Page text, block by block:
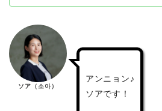
ソア（소아）
アンニョン♪
ソアです！